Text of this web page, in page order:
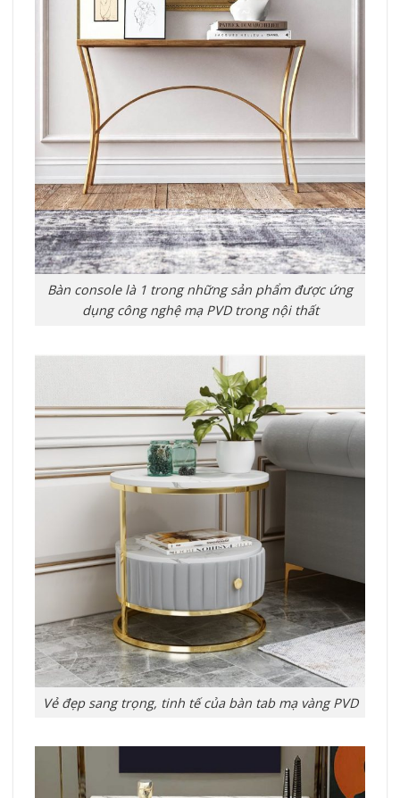
Bàn console là 1 trong những sản phẩm được ứng
dụng công nghệ mạ PVD trong nội thất
Vẻ đẹp sang trọng, tinh tế của bàn tab mạ vàng PVD